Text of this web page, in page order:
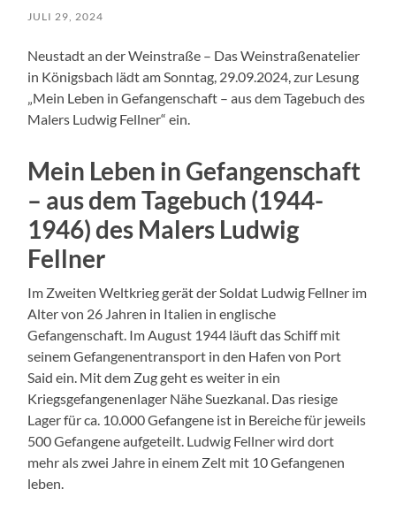
JULI 29, 2024
Neustadt an der Weinstraße – Das Weinstraßenatelier
in Königsbach lädt am Sonntag, 29.09.2024, zur Lesung
„Mein Leben in Gefangenschaft – aus dem Tagebuch des
Malers Ludwig Fellner“ ein.
Mein Leben in Gefangenschaft
– aus dem Tagebuch (1944-
1946) des Malers Ludwig
Fellner
Im Zweiten Weltkrieg gerät der Soldat Ludwig Fellner im
Alter von 26 Jahren in Italien in englische
Gefangenschaft. Im August 1944 läuft das Schiff mit
seinem Gefangenentransport in den Hafen von Port
Said ein. Mit dem Zug geht es weiter in ein
Kriegsgefangenenlager Nähe Suezkanal. Das riesige
Lager für ca. 10.000 Gefangene ist in Bereiche für jeweils
500 Gefangene aufgeteilt. Ludwig Fellner wird dort
mehr als zwei Jahre in einem Zelt mit 10 Gefangenen
leben.